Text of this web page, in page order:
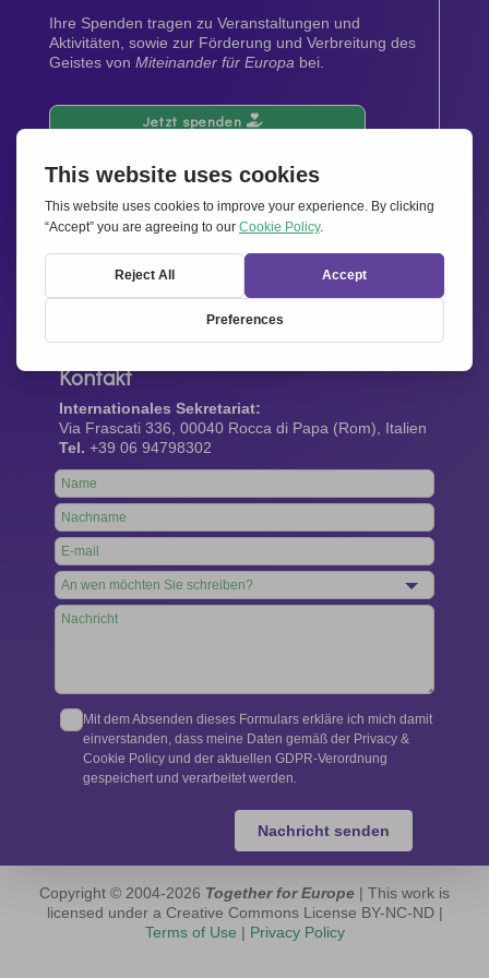
Ihre Spenden tragen zu Veranstaltungen und
Aktivitäten, sowie zur Förderung und Verbreitung des
Geistes von Miteinander für Europa bei.
Jetzt spenden
Newsletter
Bleiben Sie auf dem Laufenden mit den neuesten
Infos aus unserem Netzwerk.
Gleich abonnieren
Kontakt
Internationales Sekretariat:
Via Frascati 336, 00040 Rocca di Papa (Rom), Italien
Tel. +39 06 94798302
Leave
this
field
blank
Mit dem Absenden dieses Formulars erkläre ich mich damit
einverstanden, dass meine Daten gemäß der Privacy &
Cookie Policy und der aktuellen GDPR-Verordnung
gespeichert und verarbeitet werden.
Nachricht senden
Copyright © 2004-2026 Together for Europe | This work is
licensed under a Creative Commons License BY-NC-ND |
Terms of Use | Privacy Policy